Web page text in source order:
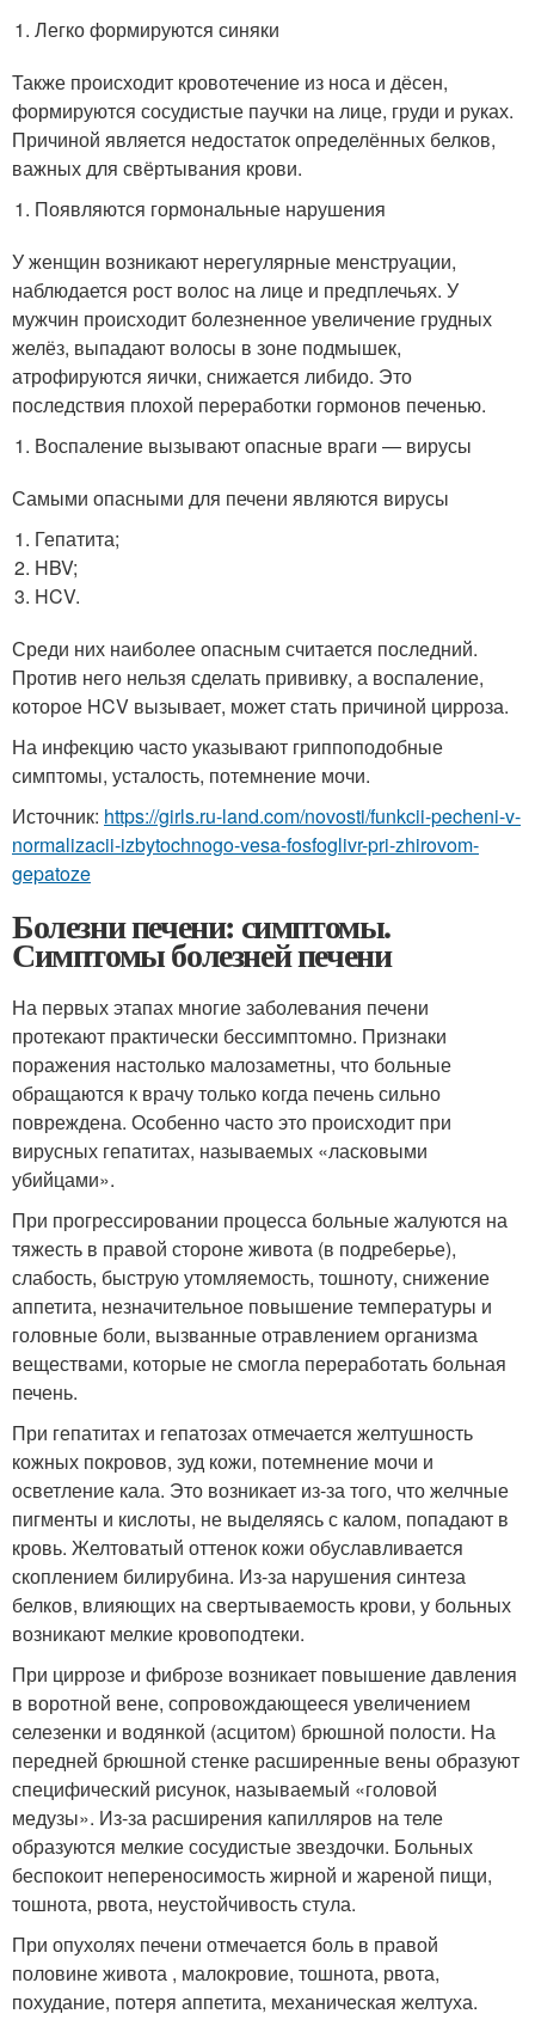
Легко формируются синяки
Также происходит кровотечение из носа и дёсен,
формируются сосудистые паучки на лице, груди и руках.
Причиной является недостаток определённых белков,
важных для свёртывания крови.
Появляются гормональные нарушения
У женщин возникают нерегулярные менструации,
наблюдается рост волос на лице и предплечьях. У
мужчин происходит болезненное увеличение грудных
желёз, выпадают волосы в зоне подмышек,
атрофируются яички, снижается либидо. Это
последствия плохой переработки гормонов печенью.
Воспаление вызывают опасные враги — вирусы
Самыми опасными для печени являются вирусы
Гепатита;
HBV;
HCV.
Среди них наиболее опасным считается последний.
Против него нельзя сделать прививку, а воспаление,
которое HCV вызывает, может стать причиной цирроза.
На инфекцию часто указывают гриппоподобные
симптомы, усталость, потемнение мочи.
Источник: https://girls.ru-land.com/novosti/funkcii-pecheni-v-
normalizacii-izbytochnogo-vesa-fosfoglivr-pri-zhirovom-
gepatoze
Болезни печени: симптомы.
Симптомы болезней печени
На первых этапах многие заболевания печени
протекают практически бессимптомно. Признаки
поражения настолько малозаметны, что больные
обращаются к врачу только когда печень сильно
повреждена. Особенно часто это происходит при
вирусных гепатитах, называемых «ласковыми
убийцами».
При прогрессировании процесса больные жалуются на
тяжесть в правой стороне живота (в подреберье),
слабость, быструю утомляемость, тошноту, снижение
аппетита, незначительное повышение температуры и
головные боли, вызванные отравлением организма
веществами, которые не смогла переработать больная
печень.
При гепатитах и гепатозах отмечается желтушность
кожных покровов, зуд кожи, потемнение мочи и
осветление кала. Это возникает из-за того, что желчные
пигменты и кислоты, не выделяясь с калом, попадают в
кровь. Желтоватый оттенок кожи обуславливается
скоплением билирубина. Из-за нарушения синтеза
белков, влияющих на свертываемость крови, у больных
возникают мелкие кровоподтеки.
При циррозе и фиброзе возникает повышение давления
в воротной вене, сопровождающееся увеличением
селезенки и водянкой (асцитом) брюшной полости. На
передней брюшной стенке расширенные вены образуют
специфический рисунок, называемый «головой
медузы». Из-за расширения капилляров на теле
образуются мелкие сосудистые звездочки. Больных
беспокоит непереносимость жирной и жареной пищи,
тошнота, рвота, неустойчивость стула.
При опухолях печени отмечается боль в правой
половине живота , малокровие, тошнота, рвота,
похудание, потеря аппетита, механическая желтуха.